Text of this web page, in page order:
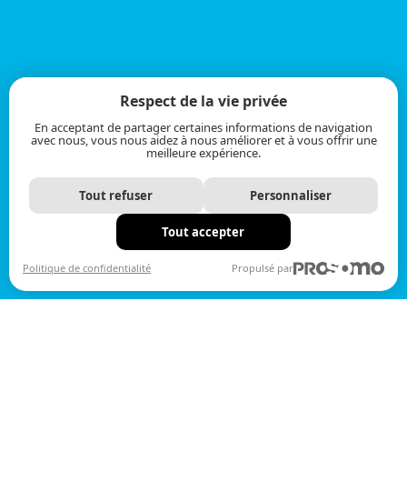
Respect de la vie privée
En acceptant de partager certaines informations de navigation
avec nous, vous nous aidez à nous améliorer et à vous offrir une
meilleure expérience.
Tout refuser Personnaliser
Tout accepter
Politique de confidentialité Propulsé par